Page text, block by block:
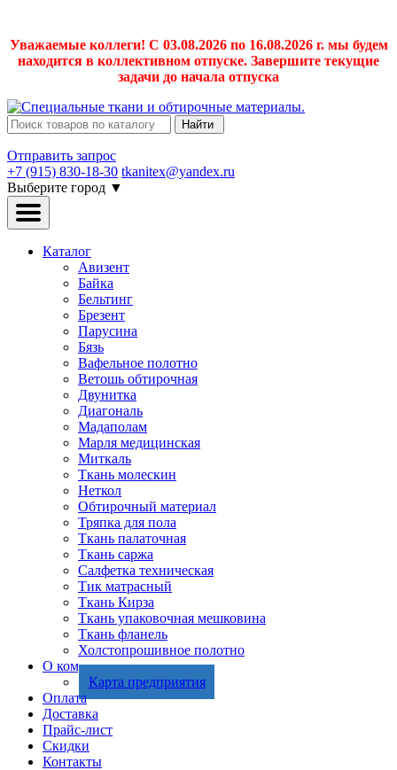
Уважаемые коллеги! С 03.08.2026 по 16.08.2026 г. мы будем
находится в коллективном отпуске. Завершите текущие
задачи до начала отпуска
Найти
Отправить запрос
+7 (915) 830-18-30 tkanitex@yandex.ru
Выберите город ▼
Каталог
Авизент
Байка
Бельтинг
Брезент
Парусина
Бязь
Вафельное полотно
Ветошь обтирочная
Двунитка
Диагональ
Мадаполам
Марля медицинская
Миткаль
Ткань молескин
Неткол
Обтирочный материал
Тряпка для пола
Ткань палаточная
Ткань саржа
Салфетка техническая
Тик матрасный
Ткань Кирза
Ткань упаковочная мешковина
Ткань фланель
Холстопрошивное полотно
О компании
Карта предприятия
Оплата
Доставка
Прайс-лист
Скидки
Контакты